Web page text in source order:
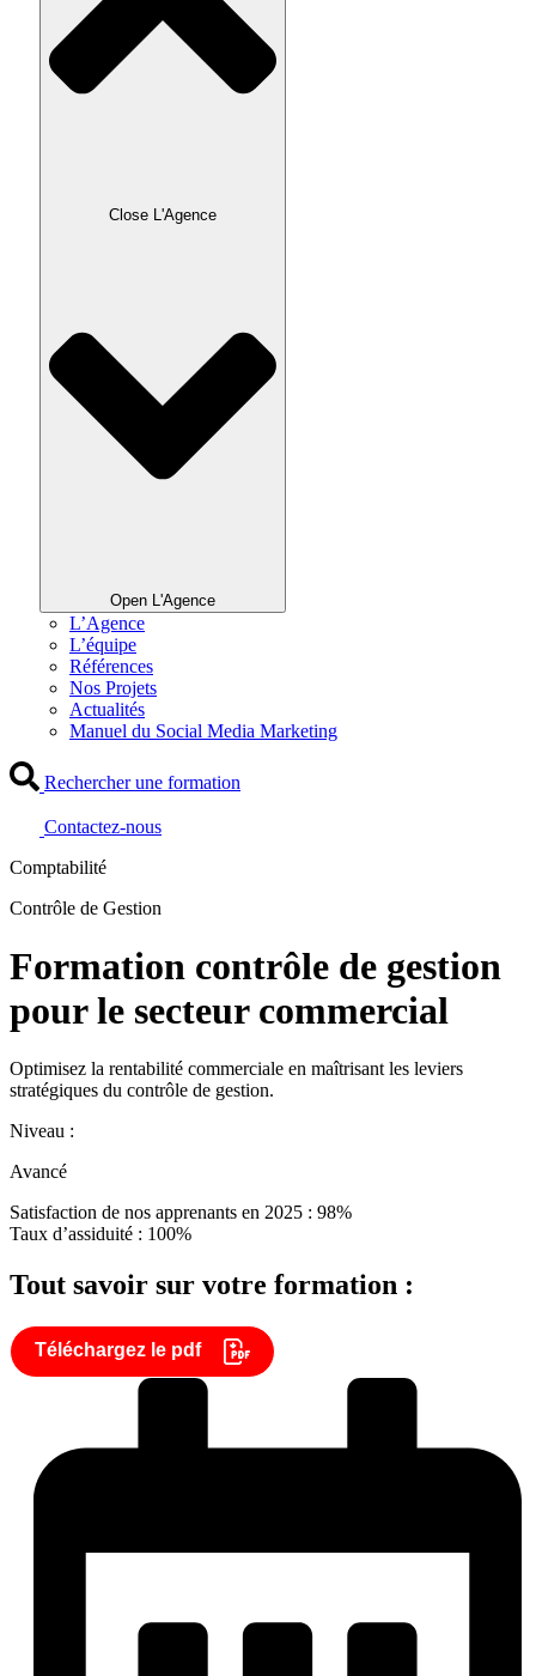
Close L'Agence
Open L'Agence
L’Agence
L’équipe
Références
Nos Projets
Actualités
Manuel du Social Media Marketing
Rechercher une formation
Contactez-nous
Comptabilité
Contrôle de Gestion
Formation contrôle de gestion
pour le secteur commercial
Optimisez la rentabilité commerciale en maîtrisant les leviers
stratégiques du contrôle de gestion.
Niveau :
Avancé
Satisfaction de nos apprenants en 2025 : 98%
Taux d’assiduité : 100%
Tout savoir sur votre formation :
Téléchargez le pdf